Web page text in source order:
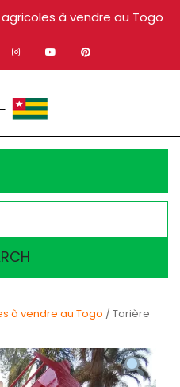
à vendre au Togo
à vendre au Togo / Tarière